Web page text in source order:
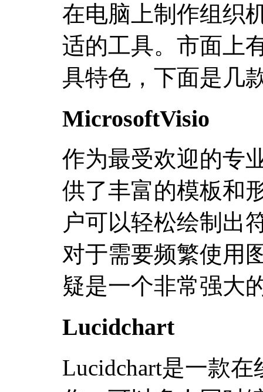
在电脑上制作组织
适的工具。市面上
具特色，下面是几
MicrosoftVisio
作为最受欢迎的专
供了丰富的模板和
户可以轻松绘制出
对于需要频繁使用
疑是一个非常强大
Lucidchart
Lucidchart是一款